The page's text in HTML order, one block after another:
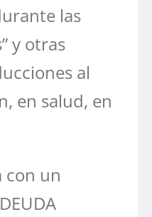
las
y otras
al
en salud, en
con un